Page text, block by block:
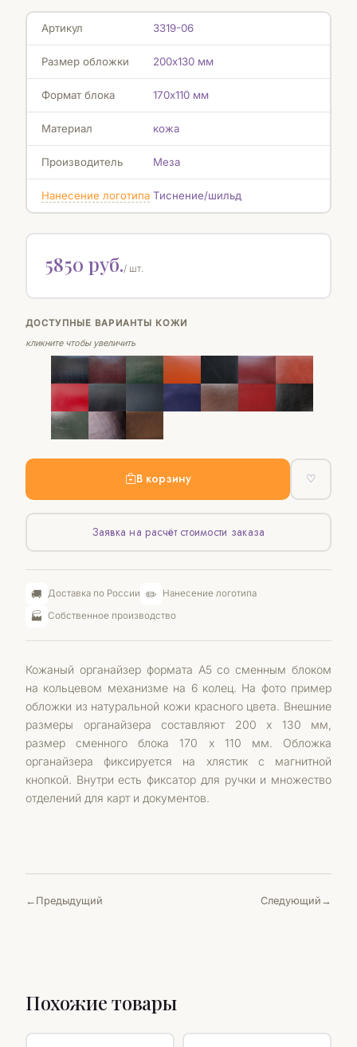
Артикул 3319-06
Размер обложки 200х130 мм
Формат блока 170х110 мм
Материал кожа
Производитель Меза
Нанесение логотипа Тиснение/шильд
5850 руб./ шт.
ДОСТУПНЫЕ ВАРИАНТЫ КОЖИ
кликните чтобы увеличить
В корзину ♡
Заявка на расчёт стоимости заказа
🚚 Доставка по России ✏️ Нанесение логотипа
🏭 Собственное производство
Кожаный органайзер формата А5 со сменным блоком
на кольцевом механизме на 6 колец. На фото пример
обложки из натуральной кожи красного цвета. Внешние
размеры органайзера составляют 200 х 130 мм,
размер сменного блока 170 х 110 мм. Обложка
органайзера фиксируется на хлястик с магнитной
кнопкой. Внутри есть фиксатор для ручки и множество
отделений для карт и документов.
Предыдущий Следующий
Похожие товары